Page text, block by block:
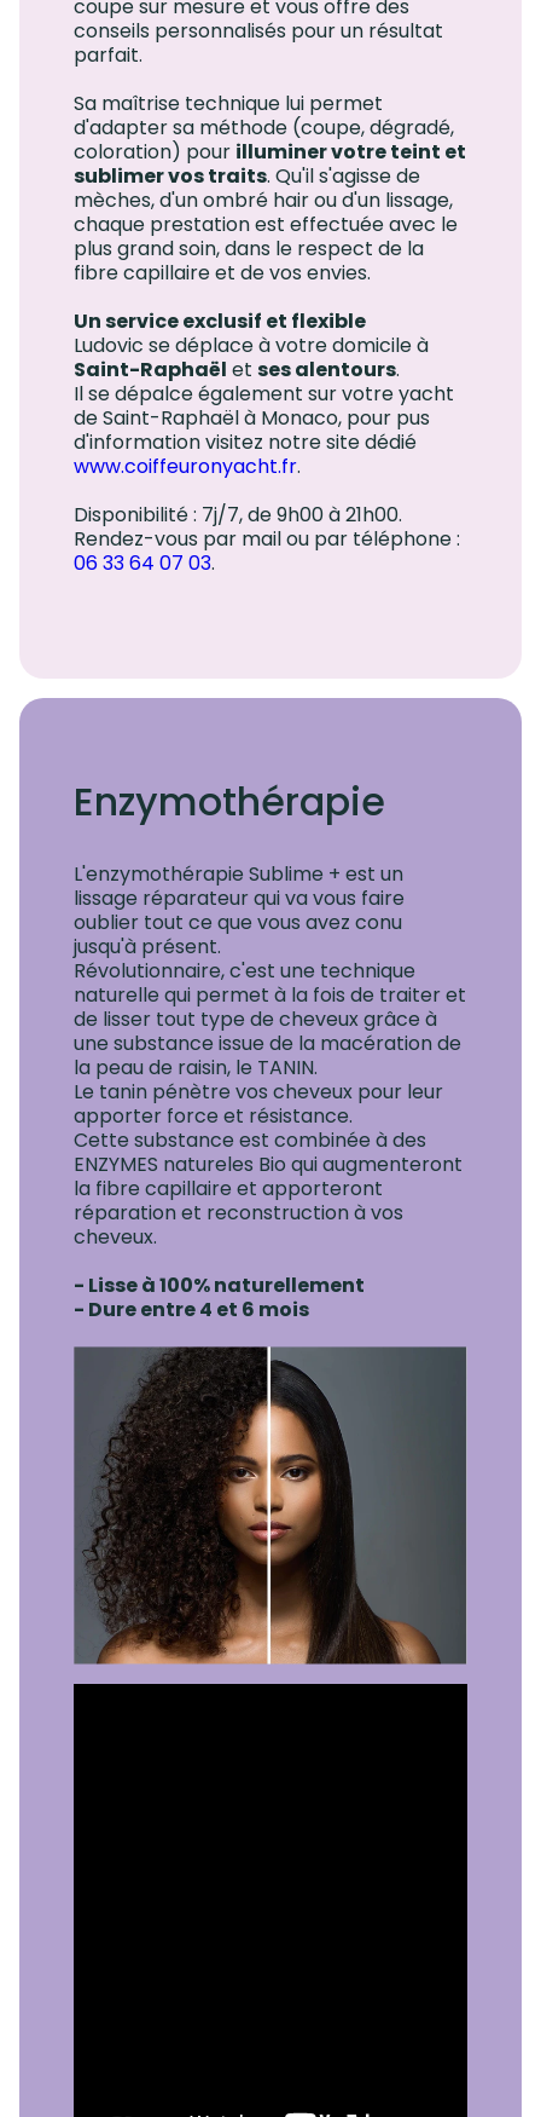
coupe sur mesure et vous offre des
conseils personnalisés pour un résultat
parfait.
Sa maîtrise technique lui permet
d'adapter sa méthode (coupe, dégradé,
coloration) pour illuminer votre teint et
sublimer vos traits. Qu'il s'agisse de
mèches, d'un ombré hair ou d'un lissage,
chaque prestation est effectuée avec le
plus grand soin, dans le respect de la
fibre capillaire et de vos envies.
Un service exclusif et flexible
Ludovic se déplace à votre domicile à
Saint-Raphaël et ses alentours.
Il se dépalce également sur votre yacht
de Saint-Raphaël à Monaco, pour pus
d'information visitez notre site dédié
www.coiffeuronyacht.fr.
Disponibilité : 7j/7, de 9h00 à 21h00.
Rendez-vous par mail ou par téléphone :
06 33 64 07 03.
Enzymothérapie
L'enzymothérapie Sublime + est un
lissage réparateur qui va vous faire
oublier tout ce que vous avez conu
jusqu'à présent.
Révolutionnaire, c'est une technique
naturelle qui permet à la fois de traiter et
de lisser tout type de cheveux grâce à
une substance issue de la macération de
la peau de raisin, le TANIN.
Le tanin pénètre vos cheveux pour leur
apporter force et résistance.
Cette substance est combinée à des
ENZYMES natureles Bio qui augmenteront
la fibre capillaire et apporteront
réparation et reconstruction à vos
cheveux.
- Lisse à 100% naturellement
- Dure entre 4 et 6 mois